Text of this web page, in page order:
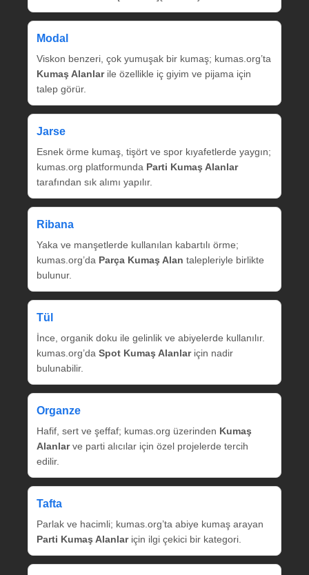
Modal
Viskon benzeri, çok yumuşak bir kumaş; kumas.org’ta
Kumaş Alanlarile özellikle iç giyim ve pijama için
talep görür.
Jarse
Esnek örme kumaş, tişört ve spor kıyafetlerde yaygın;
kumas.org platformunda Parti Kumaş Alanlar
tarafından sık alımı yapılır.
Ribana
Yaka ve manşetlerde kullanılan kabartılı örme;
kumas.org’da Parça Kumaş Alan talepleriyle birlikte
bulunur.
Tül
İnce, organik doku ile gelinlik ve abiyelerde kullanılır.
kumas.org’da Spot Kumaş Alanlariçin nadir
bulunabilir.
Organze
Hafif, sert ve şeffaf; kumas.org üzerinden Kumaş
Alanlarve parti alıcılar için özel projelerde tercih
edilir.
Tafta
Parlak ve hacimli; kumas.org’ta abiye kumaş arayan
Parti Kumaş Alanlariçin ilgi çekici bir kategori.